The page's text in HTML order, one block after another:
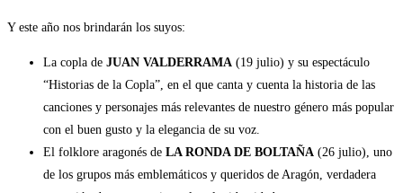
Y este año nos brindarán los suyos:
La copla de JUAN VALDERRAMA (19 julio) y su espectáculo
“Historias de la Copla”, en el que canta y cuenta la historia de las
canciones y personajes más relevantes de nuestro género más popular
con el buen gusto y la elegancia de su voz.
El folklore aragonés de LA RONDA DE BOLTAÑA (26 julio), uno
de los grupos más emblemáticos y queridos de Aragón, verdadera